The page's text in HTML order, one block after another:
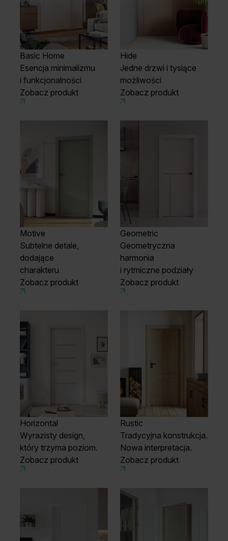
Basic Home
Esencja minimalizmu
i funkcjonalności
Zobacz produkt
Hide
Jedne drzwi i tysiące
możliwości
Zobacz produkt
Motive
Subtelne detale,
dodające
charakteru
Zobacz produkt
Geometric
Geometryczna
harmonia
i rytmiczne podziały
Zobacz produkt
Horizontal
Wyrazisty design,
który trzyma poziom.
Zobacz produkt
Rustic
Tradycyjna konstrukcja.
Nowa interpretacja.
Zobacz produkt